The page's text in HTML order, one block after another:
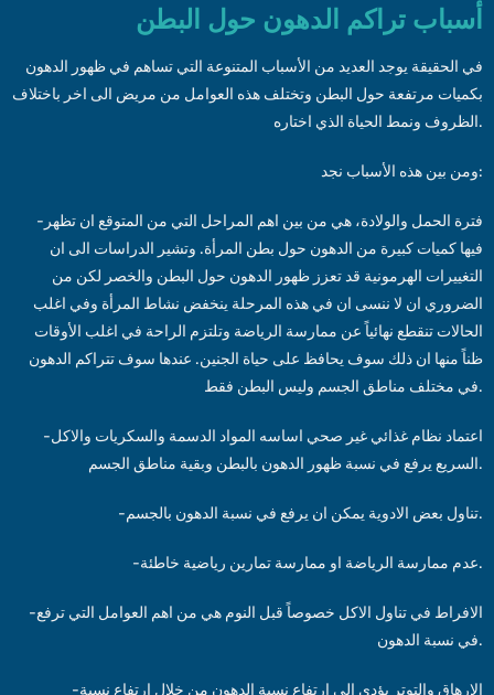
أسباب تراكم الدهون حول البطن
في الحقيقة يوجد العديد من الأسباب المتنوعة التي تساهم في ظهور الدهون
بكميات مرتفعة حول البطن وتختلف هذه العوامل من مريض الى اخر باختلاف
الظروف ونمط الحياة الذي اختاره.
ومن بين هذه الأسباب نجد:
-فترة الحمل والولادة، هي من بين اهم المراحل التي من المتوقع ان تظهر
فيها كميات كبيرة من الدهون حول بطن المرأة. وتشير الدراسات الى ان
التغييرات الهرمونية قد تعزز ظهور الدهون حول البطن والخصر لكن من
الضروري ان لا ننسى ان في هذه المرحلة ينخفض نشاط المرأة وفي اغلب
الحالات تنقطع نهائياً عن ممارسة الرياضة وتلتزم الراحة في اغلب الأوقات
ظناً منها ان ذلك سوف يحافظ على حياة الجنين. عندها سوف تتراكم الدهون
في مختلف مناطق الجسم وليس البطن فقط.
-اعتماد نظام غذائي غير صحي اساسه المواد الدسمة والسكريات والاكل
السريع يرفع في نسبة ظهور الدهون بالبطن وبقية مناطق الجسم.
-تناول بعض الادوية يمكن ان يرفع في نسبة الدهون بالجسم.
-عدم ممارسة الرياضة او ممارسة تمارين رياضية خاطئة.
-الافراط في تناول الاكل خصوصاً قبل النوم هي من اهم العوامل التي ترفع
في نسبة الدهون.
-الإرهاق والتوتر يؤدي الى ارتفاع نسبة الدهون من خلال ارتفاع نسبة